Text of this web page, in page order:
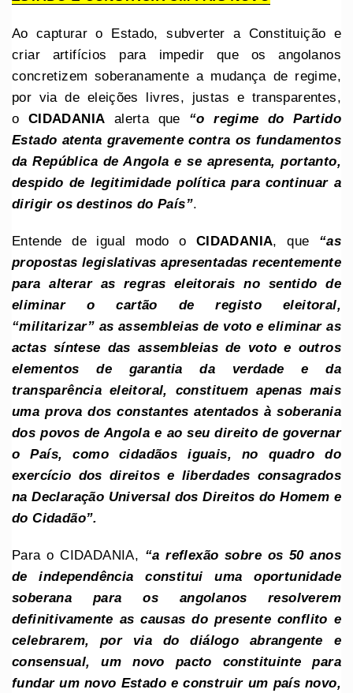
Ao capturar o Estado, subverter a Constituição e
criar artifícios para impedir que os angolanos
concretizem soberanamente a mudança de regime,
por via de eleições livres, justas e transparentes,
o CIDADANIA alerta que “o regime do Partido
Estado atenta gravemente contra os fundamentos
da República de Angola e se apresenta, portanto,
despido de legitimidade política para continuar a
dirigir os destinos do País”.
Entende de igual modo o CIDADANIA, que “as
propostas legislativas apresentadas recentemente
para alterar as regras eleitorais no sentido de
eliminar o cartão de registo eleitoral,
“militarizar” as assembleias de voto e eliminar as
actas síntese das assembleias de voto e outros
elementos de garantia da verdade e da
transparência eleitoral, constituem apenas mais
uma prova dos constantes atentados à soberania
dos povos de Angola e ao seu direito de governar
o País, como cidadãos iguais, no quadro do
exercício dos direitos e liberdades consagrados
na Declaração Universal dos Direitos do Homem e
do Cidadão”.
Para o CIDADANIA, “a reflexão sobre os 50 anos
de independência constitui uma oportunidade
soberana para os angolanos resolverem
definitivamente as causas do presente conflito e
celebrarem, por via do diálogo abrangente e
consensual, um novo pacto constituinte para
fundar um novo Estado e construir um país novo,